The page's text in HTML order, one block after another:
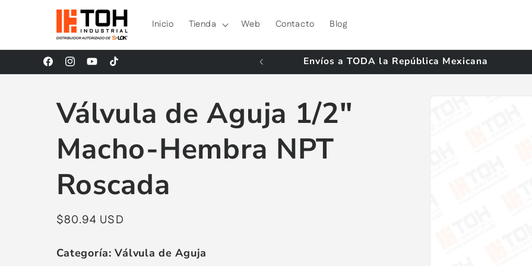
directamente
Inicio Tienda Web Contacto Blog
FacebookInstagramYouTubeTikTok
¡Síguenos en nuestras Redes Sociales! Envíos a TODA la República Mexicana
Válvula de Aguja 1/2"
Macho-Hembra NPT
Roscada
Precio
$80.94 USD
Categoría: Válvula de Aguja